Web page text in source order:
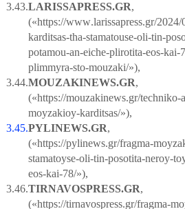
3.43.LARISSAPRESS.GR,
(«https://www.larissapress.gr/2024/
karditsas-tha-stamatouse-oli-tin-
potamou-an-eiche-plirotita-eos-kai-
plimmyra-sto-mouzaki/»),
3.44.MOUZAKINEWS.GR,
(«https://mouzakinews.gr/techniko-
moyzakioy-karditsas/»),
3.45.PYLINEWS.GR,
(«https://pylinews.gr/fragma-
stamatoyse-oli-tin-posotita-neroy-
eos-kai-78/»),
3.46.TIRNAVOSPRESS.GR,
(«https://tirnavospress.gr/fragma-